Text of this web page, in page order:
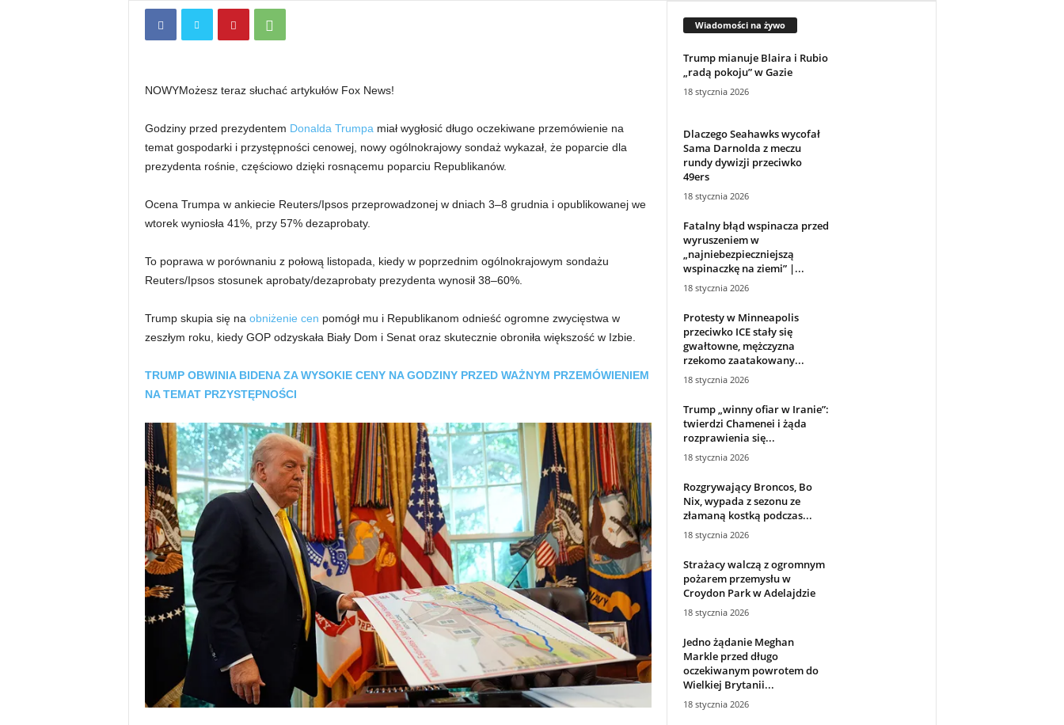
NOWYMożesz teraz słuchać artykułów Fox News!
Godziny przed prezydentem Donalda Trumpa miał wygłosić długo oczekiwane przemówienie na
temat gospodarki i przystępności cenowej, nowy ogólnokrajowy sondaż wykazał, że poparcie dla
prezydenta rośnie, częściowo dzięki rosnącemu poparciu Republikanów.
Ocena Trumpa w ankiecie Reuters/Ipsos przeprowadzonej w dniach 3–8 grudnia i opublikowanej we
wtorek wyniosła 41%, przy 57% dezaprobaty.
To poprawa w porównaniu z połową listopada, kiedy w poprzednim ogólnokrajowym sondażu
Reuters/Ipsos stosunek aprobaty/dezaprobaty prezydenta wynosił 38–60%.
Trump skupia się na obniżenie cen pomógł mu i Republikanom odnieść ogromne zwycięstwa w
zeszłym roku, kiedy GOP odzyskała Biały Dom i Senat oraz skutecznie obroniła większość w Izbie.
TRUMP OBWINIA BIDENA ZA WYSOKIE CENY NA GODZINY PRZED WAŻNYM PRZEMÓWIENIEM
NA TEMAT PRZYSTĘPNOŚCI
Wiadomości na żywo
Trump mianuje Blaira i Rubio
„radą pokoju” w Gazie
18 stycznia 2026
Dlaczego Seahawks wycofał
Sama Darnolda z meczu
rundy dywizji przeciwko
49ers
18 stycznia 2026
Fatalny błąd wspinacza przed
wyruszeniem w
„najniebezpieczniejszą
wspinaczkę na ziemi” |...
18 stycznia 2026
Protesty w Minneapolis
przeciwko ICE stały się
gwałtowne, mężczyzna
rzekomo zaatakowany...
18 stycznia 2026
Trump „winny ofiar w Iranie”:
twierdzi Chamenei i żąda
rozprawienia się...
18 stycznia 2026
Rozgrywający Broncos, Bo
Nix, wypada z sezonu ze
złamaną kostką podczas...
18 stycznia 2026
Strażacy walczą z ogromnym
pożarem przemysłu w
Croydon Park w Adelajdzie
18 stycznia 2026
Jedno żądanie Meghan
Markle przed długo
oczekiwanym powrotem do
Wielkiej Brytanii...
18 stycznia 2026